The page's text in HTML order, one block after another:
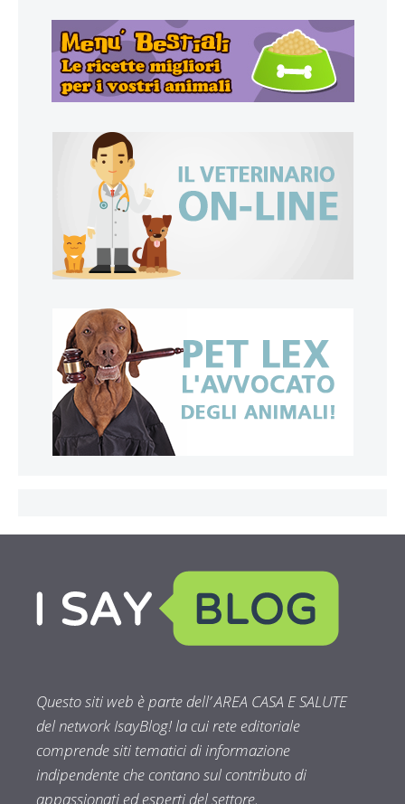
Questo siti web è parte dell’ AREA CASA E SALUTE
del network IsayBlog! la cui rete editoriale
comprende siti tematici di informazione
indipendente che contano sul contributo di
appassionati ed esperti del settore.